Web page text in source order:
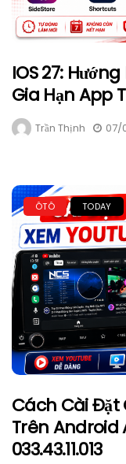
IOS 27:
Gia Hạn App
Trần Thịnh 07/
ÔTÔ TODAY
Cách Cài Đặt
Trên Android
033.43.11.013